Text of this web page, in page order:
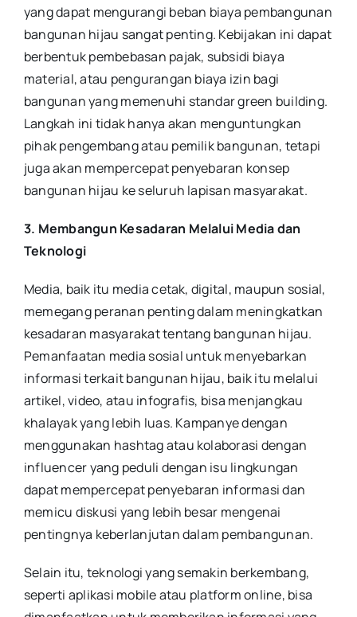
yang dapat mengurangi beban biaya pembangunan
bangunan hijau sangat penting. Kebijakan ini dapat
berbentuk pembebasan pajak, subsidi biaya
material, atau pengurangan biaya izin bagi
bangunan yang memenuhi standar green building.
Langkah ini tidak hanya akan menguntungkan
pihak pengembang atau pemilik bangunan, tetapi
juga akan mempercepat penyebaran konsep
bangunan hijau ke seluruh lapisan masyarakat.
3. Membangun Kesadaran Melalui Media dan
Teknologi
Media, baik itu media cetak, digital, maupun sosial,
memegang peranan penting dalam meningkatkan
kesadaran masyarakat tentang bangunan hijau.
Pemanfaatan media sosial untuk menyebarkan
informasi terkait bangunan hijau, baik itu melalui
artikel, video, atau infografis, bisa menjangkau
khalayak yang lebih luas. Kampanye dengan
menggunakan hashtag atau kolaborasi dengan
influencer yang peduli dengan isu lingkungan
dapat mempercepat penyebaran informasi dan
memicu diskusi yang lebih besar mengenai
pentingnya keberlanjutan dalam pembangunan.
Selain itu, teknologi yang semakin berkembang,
seperti aplikasi mobile atau platform online, bisa